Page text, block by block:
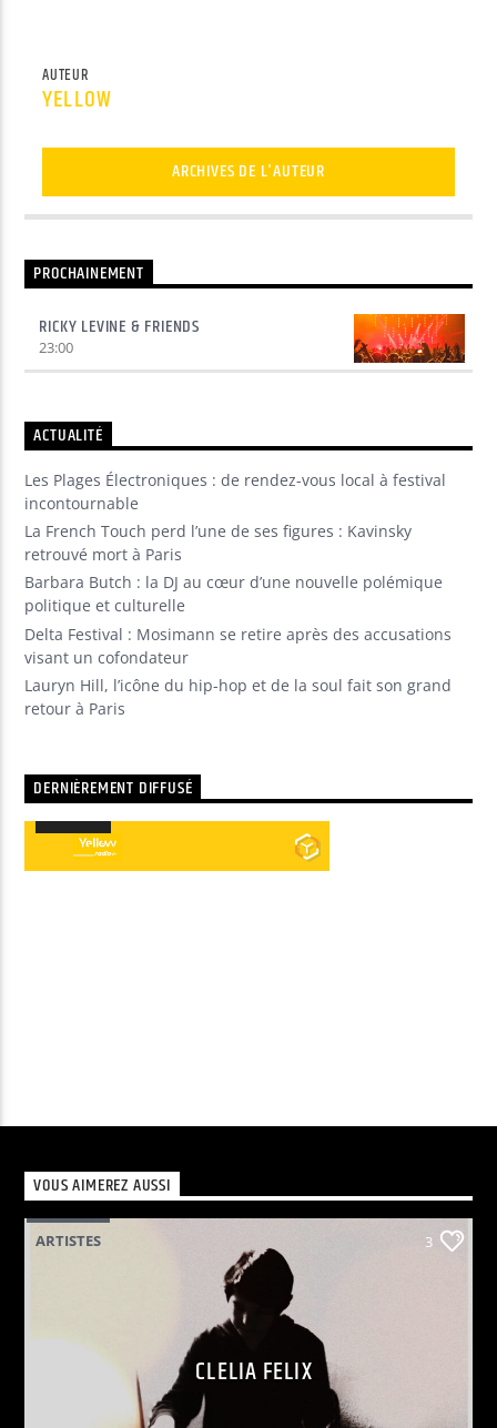
AUTEUR
YELLOW
ARCHIVES DE L'AUTEUR
PROCHAINEMENT
RICKY LEVINE & FRIENDS
23:00
ACTUALITÉ
Les Plages Électroniques : de rendez-vous local à festival
incontournable
La French Touch perd l’une de ses figures : Kavinsky
retrouvé mort à Paris
Barbara Butch : la DJ au cœur d’une nouvelle polémique
politique et culturelle
Delta Festival : Mosimann se retire après des accusations
visant un cofondateur
Lauryn Hill, l’icône du hip-hop et de la soul fait son grand
retour à Paris
DERNIÈREMENT DIFFUSÉ
Lecteur
audio
VOUS AIMEREZ AUSSI
ARTISTES 3
CLELIA FELIX